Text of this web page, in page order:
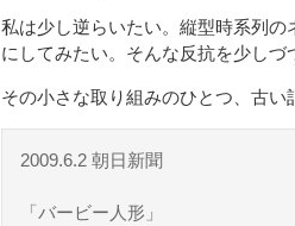
私は少し逆らいたい。縦型時系列
にしてみたい。そんな反抗を少しづ
その小さな取り組みのひとつ、古い
2009.6.2 朝日新聞
「バービー人形」